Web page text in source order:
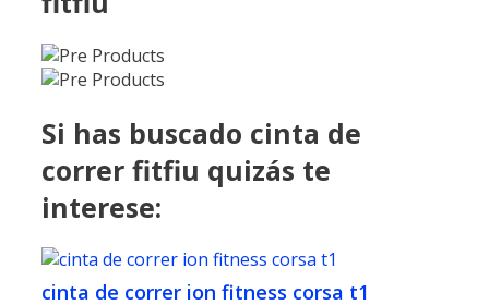
Si has buscado cinta de
correr fitfiu quizás te
interese:
cinta de correr ion fitness corsa t1